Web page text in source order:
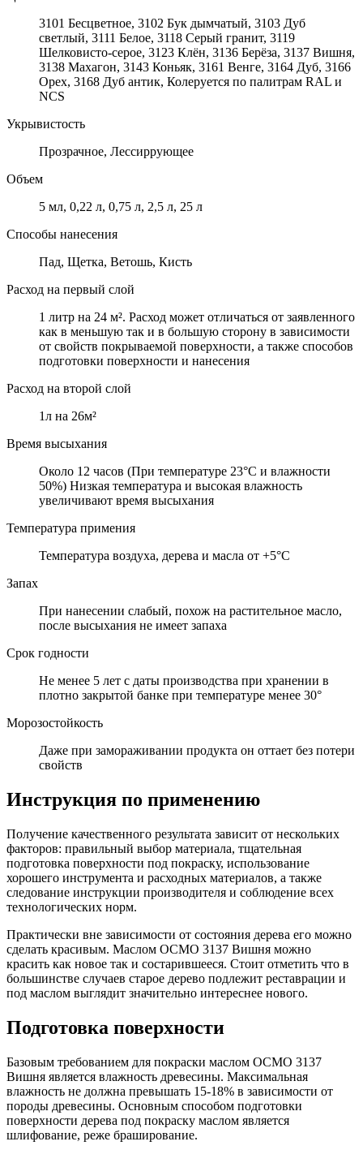
3101 Бесцветное, 3102 Бук дымчатый, 3103 Дуб
светлый, 3111 Белое, 3118 Серый гранит, 3119
Шелковисто-серое, 3123 Клён, 3136 Берёза, 3137 Вишня,
3138 Махагон, 3143 Коньяк, 3161 Венге, 3164 Дуб, 3166
Орех, 3168 Дуб антик, Колеруется по палитрам RAL и
NCS
Укрывистость
Прозрачное, Лессиррующее
Объем
5 мл, 0,22 л, 0,75 л, 2,5 л, 25 л
Способы нанесения
Пад, Щетка, Ветошь, Кисть
Расход на первый слой
1 литр на 24 м². Расход может отличаться от заявленного
как в меньшую так и в большую сторону в зависимости
от свойств покрываемой поверхности, а также способов
подготовки поверхности и нанесения
Расход на второй слой
1л на 26м²
Время высыхания
Около 12 часов (При температуре 23°C и влажности
50%) Низкая температура и высокая влажность
увеличивают время высыхания
Температура примения
Температура воздуха, дерева и масла от +5°C
Запах
При нанесении слабый, похож на растительное масло,
после высыхания не имеет запаха
Срок годности
Не менее 5 лет с даты производства при хранении в
плотно закрытой банке при температуре менее 30°
Морозостойкость
Даже при замораживании продукта он оттает без потери
свойств
Инструкция по применению
Получение качественного результата зависит от нескольких
факторов: правильный выбор материала, тщательная
подготовка поверхности под покраску, использование
хорошего инструмента и расходных материалов, а также
следование инструкции производителя и соблюдение всех
технологических норм.
Практически вне зависимости от состояния дерева его можно
сделать красивым. Маслом ОСМО 3137 Вишня можно
красить как новое так и состарившееся. Стоит отметить что в
большинстве случаев старое дерево подлежит реставрации и
под маслом выглядит значительно интереснее нового.
Подготовка поверхности
Базовым требованием для покраски маслом ОСМО 3137
Вишня является влажность древесины. Максимальная
влажность не должна превышать 15-18% в зависимости от
породы древесины. Основным способом подготовки
поверхности дерева под покраску маслом является
шлифование, реже браширование.